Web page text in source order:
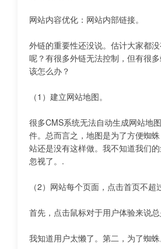
网站内容优化：网站内部链接。
外链的重要性还没说。估计大家都
呢？有很多外链无法控制，但有很
该怎么办？
（1）建立网站地图。
很多CMS系统无法自动生成网站地
件。总而言之，地图是为了方便蜘
站还是没有这样做。我不知道我们
忽视了。.
（2）网站每个页面，点击首页不超
首先，点击鼠标对于用户体验来说总
我知道用户太懒了。第二，为了蜘蛛